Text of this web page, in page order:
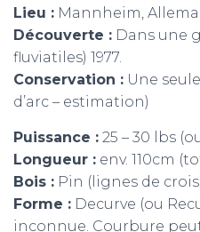
Lieu : Mannheim,
Découverte : Dans une
fluviatiles) 1977.
Conservation : Une
d’arc – estimation)
Puissance : 25 – 30 lbs
Longueur : env. 110cm
Bois : Pin (lignes de
Forme : Decurve (ou
inconnue. Courbure